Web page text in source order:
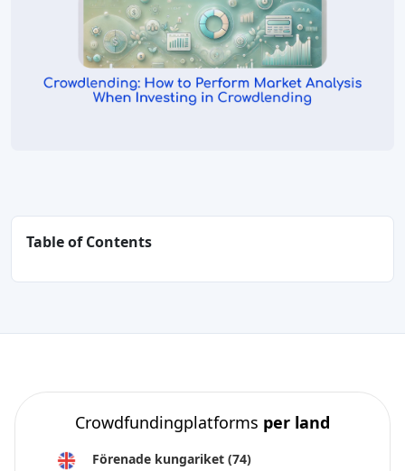
Table of Contents
Crowdfundingplatforms per land
Förenade kungariket (74)